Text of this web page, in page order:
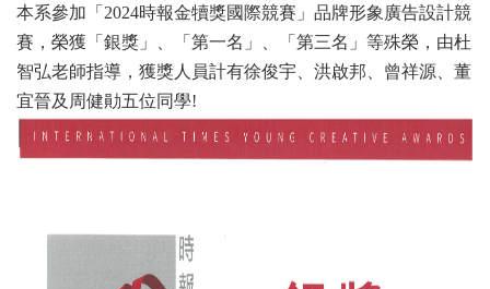
本系參加「2024時報金犢獎國際競賽」品牌形象廣告設計競
賽，榮獲「銀獎」、「第一名」、「第三名」等殊榮，由杜
智弘老師指導，獲獎人員計有徐俊宇、洪啟邦、曾祥源、董
宜晉及周健勛五位同學!